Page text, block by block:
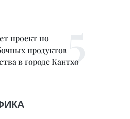
проект по
продуктов
в городе Кантхо